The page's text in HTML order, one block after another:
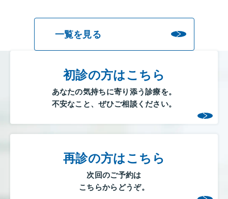
一覧を見る
初診の方はこちら
あなたの気持ちに寄り添う診療を。
不安なこと、ぜひご相談ください。
再診の方はこちら
次回のご予約は
こちらからどうぞ。